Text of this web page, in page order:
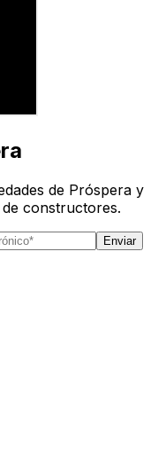
de Próspera y
constructores.
Enviar